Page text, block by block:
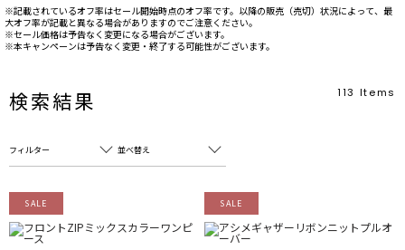
※記載されているオフ率はセール開始時点のオフ率です。以降の販売（売切）状況によって、最
大オフ率が記載と異なる場合がありますのでご注意ください。
※セール価格は予告なく変更になる場合がございます。
※本キャンペーンは予告なく変更・終了する可能性がございます。
検索結果 113 Items
フィルター
フリーワード
CLOSE
並べ替え
売れ筋順
新着順
SALE SALE